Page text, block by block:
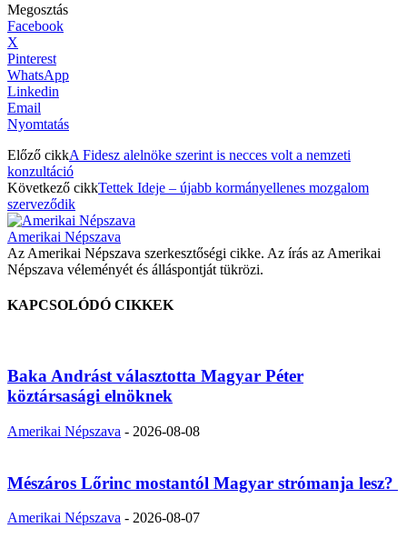
Megosztás
Facebook
X
Pinterest
WhatsApp
Linkedin
Email
Nyomtatás
Előző cikkA Fidesz alelnöke szerint is necces volt a nemzeti
konzultáció
Következő cikkTettek Ideje – újabb kormányellenes mozgalom
szerveződik
Amerikai Népszava
Az Amerikai Népszava szerkesztőségi cikke. Az írás az Amerikai
Népszava véleményét és álláspontját tükrözi.
KAPCSOLÓDÓ CIKKEK
Baka Andrást választotta Magyar Péter
köztársasági elnöknek
Amerikai Népszava - 2026-08-08
Mészáros Lőrinc mostantól Magyar strómanja lesz?
Amerikai Népszava - 2026-08-07